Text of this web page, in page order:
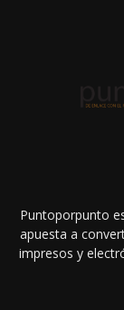
Puntoporpunto
apuesta a
impresos y